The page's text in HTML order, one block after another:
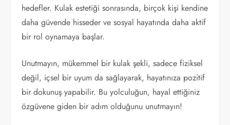
hedefler. Kulak estetiği sonrasında, birçok kişi kendine
daha güvende hisseder ve sosyal hayatında daha aktif
bir rol oynamaya başlar.
Unutmayın, mükemmel bir kulak şekli, sadece fiziksel
değil, içsel bir uyum da sağlayarak, hayatınıza pozitif
bir dokunuş yapabilir. Bu yolculuğun, hayal ettiğiniz
özgüvene giden bir adım olduğunu unutmayın!